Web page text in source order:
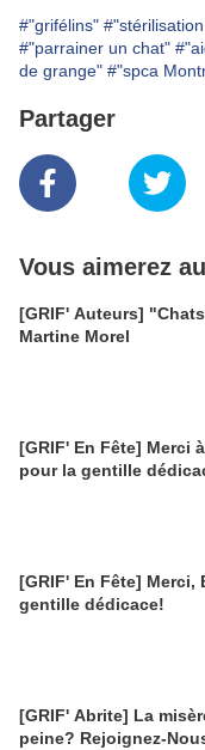
#"grifélins"
#"parrainer un chat"
de grange" #"spca
Partager
Vous aimerez
[GRIF' Auteurs]
Martine Morel
[GRIF' En Fête] Merci
pour la gentille
[GRIF' En Fête]
gentille dédicace!
[GRIF' Abrite] La
peine? Rejoignez-